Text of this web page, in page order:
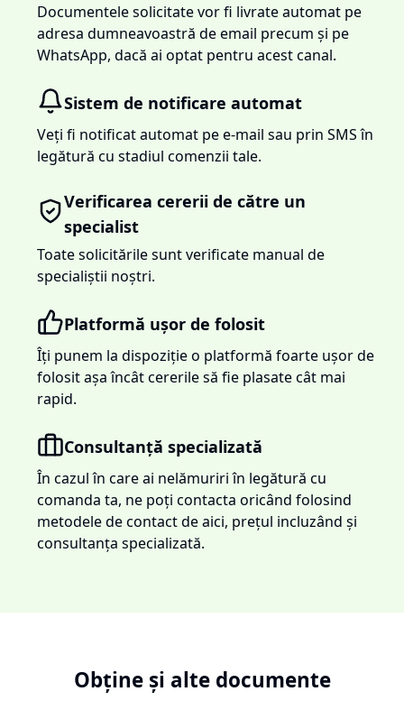
Documentele solicitate vor fi livrate automat pe
adresa dumneavoastră de email precum și pe
WhatsApp, dacă ai optat pentru acest canal.
Sistem de notificare automat
Veți fi notificat automat pe e-mail sau prin SMS în
legătură cu stadiul comenzii tale.
Verificarea cererii de către un
specialist
Toate solicitările sunt verificate manual de
specialiștii noștri.
Platformă ușor de folosit
Îți punem la dispoziție o platformă foarte ușor de
folosit așa încât cererile să fie plasate cât mai
rapid.
Consultanță specializată
În cazul în care ai nelămuriri în legătură cu
comanda ta, ne poți contacta oricând folosind
metodele de contact de aici, prețul incluzând și
consultanța specializată.
Obține și alte documente